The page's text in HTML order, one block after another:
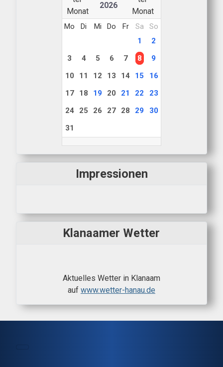
2026
Mo Di Mi Do Fr Sa
So
1
2
3
4 5 6 7 8
9
10
11 12 13 14 15
16
17
18 19 20 21 22
23
24
25 26 27 28 29
30
31
Impressionen
Klanaamer Wetter
Aktuelles Wetter in Klanaam
auf www.wetter-hanau.de